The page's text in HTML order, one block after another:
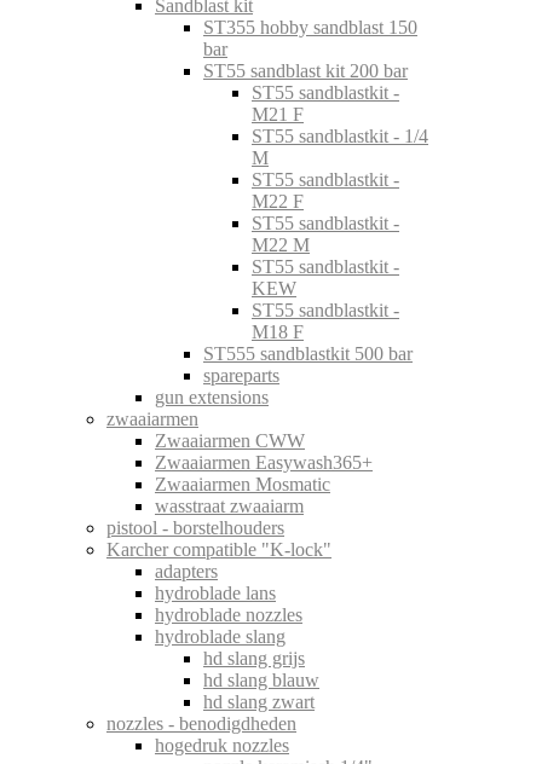
Sandblast kit
ST355 hobby sandblast 150
bar
ST55 sandblast kit 200 bar
ST55 sandblastkit -
M21 F
ST55 sandblastkit - 1/4
M
ST55 sandblastkit -
M22 F
ST55 sandblastkit -
M22 M
ST55 sandblastkit -
KEW
ST55 sandblastkit -
M18 F
ST555 sandblastkit 500 bar
spareparts
gun extensions
zwaaiarmen
Zwaaiarmen CWW
Zwaaiarmen Easywash365+
Zwaaiarmen Mosmatic
wasstraat zwaaiarm
pistool - borstelhouders
Karcher compatible "K-lock"
adapters
hydroblade lans
hydroblade nozzles
hydroblade slang
hd slang grijs
hd slang blauw
hd slang zwart
nozzles - benodigdheden
hogedruk nozzles